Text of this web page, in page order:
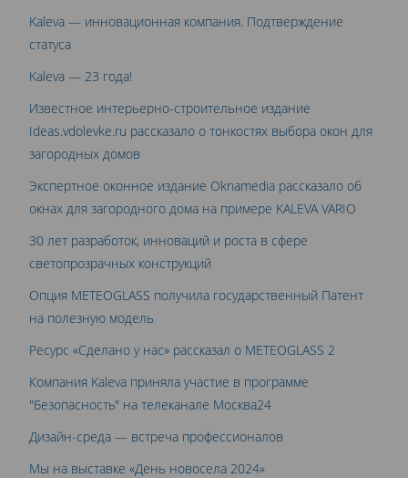
Kaleva — инновационная компания. Подтверждение
статуса
Kaleva — 23 года!
Известное интерьерно-строительное издание
Ideas.vdolevke.ru рассказало о тонкостях выбора окон для
загородных домов
Экспертное оконное издание Oknamedia рассказало об
окнах для загородного дома на примере KALEVA VARIO
30 лет разработок, инноваций и роста в сфере
светопрозрачных конструкций
Опция METEOGLASS получила государственный Патент
на полезную модель
Ресурс «Сделано у нас» рассказал о METEOGLASS 2
Компания Kaleva приняла участие в программе
"Безопасность" на телеканале Москва24
Дизайн-среда — встреча профессионалов
Мы на выставке «День новосела 2024»